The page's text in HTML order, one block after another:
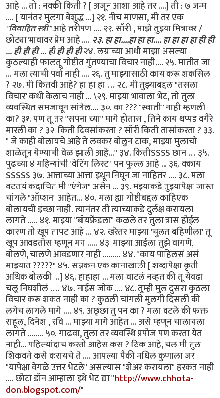
आहे ... तो : नक्की किती ? [ अजून आशा आहे तर ....] ती : ७ जन्म
.... [ यानंतर मुलगा बेशुद्ध ...] २१. नीच माणसा, मी तर एक
"विवाहित स्त्री"आहे तरीपण .... २२. सॉरी , माझे तुझ्या मित्रावर /
छोट्या भावावर प्रेम आहे .... २३. हा हा....हा हा हा.... हा हा हा हा ही ही
... ही ही ही ... ही ही ही ही२४. लग्नाच्या आधी माझा असल्या
कुठल्याही फालतू गोष्टीत गुंतण्याचा विचार नाही.... २५. मातीत जा
... मला त्याची पर्वा नाही .... २६. तु माझ्यासाठी काय करू शकसिल
? २७. मी कितवी आहे? हा हा हा .... २८. मी तुझ्याबद्दल "तसला
विचार' कधी केलाच नाही ... \२९. माझ्या भावाला भेट, तो तुला
व्यवस्थित समजावून सांगेल.... ३०. का ??? "स्वाती" नाही म्हणली
का? ३१. पण तू तर "सपना च्या" मागे होतास , तिने काय थप्पड वगैरे
मारली का ? ३२. किती दिवसांकरता ? सॉरी किती तासांकरता ? ३३.
" जे काही बोलायचे आहे ते लवकर बोलुन टाक, माझ्या मुलाची
शाळेतून येण्याची वेळ झाली आहे..." ३४. कित्तीSSSS छान .... ३५.
पुढच्या ४ महिन्यांची 'वेटिंग लिस्ट ' पन फुल्ल आहे ... ३६. क्काय
SSSSS ३७. आत्ताच्या आत्ता इथून निघून जा नाहितर .... ३८. मला
वटतयं कदाचित मी "एंगेज" असेन ... ३९. मझ्याकडे तुझ्यापेक्षा जास्त
चांगले "ऑप्शन" आहेत... ४०. मला ह्या गोष्टीबद्दल काहिएक
बोलायची इच्छा नाही. त्यानंतर ती त्याच्याकडे दुर्लक्ष करायला
लागते ..... ४१. माझ्या "बॉयफ्रेंडला" कळले तर तुला त्रास होईल
कारण तो खूप तापट आहे ... ४२. खरेतर माझ्या 'चुलत बहिणीला' तू
खूप आवडतोस म्हणून मग ..... ४३. माझ्या आईला तुझे वागणे,
बोलणे, चालणे आवडणार नाही ......... ४४. "काय पाहिलसं असं
माझ्यात ?????" ४५. सन्नकन एक कानाखाली [ शब्दापेक्षा कृती
अधिक बोलकी ...] ४६. हाहाहा ... मला वाटलं नव्हत की तू येवढा
चलू निघशीलं ..... ४७. नाईस जोक .... ४८. तुम्ही मुल दुसरा कुठला
विचार करू शकत नाही का ? कुठली चांगली मुलगी दिसली की
लगेच लागले मागे .... ४९. अछ्छा तु पन का ? मला वटले की फक्त
राहूल, दिनेश , रवि ... माझ्या मागे आहेत ... असे म्हणून चालायला
लागते ........ ५०. गाढवा, तुला तर व्यवस्थि प्रपोज पण करता येत
नाही... पहिल्यांदाच करतो आहेस कस ? ठिक आहे, चल मी तुल
शिकवते कसे करायचे ते .... आपल्या पैकी मधिल कुणाला जर
"यापेक्षा वेगळे उत्तर भेटले" असल्यास "शेअर करायला" हरकत नाही
.... छोटा डॉन आम्हाला इथे भेट द्या "http://www.chhota-
don.blogspot.com/"